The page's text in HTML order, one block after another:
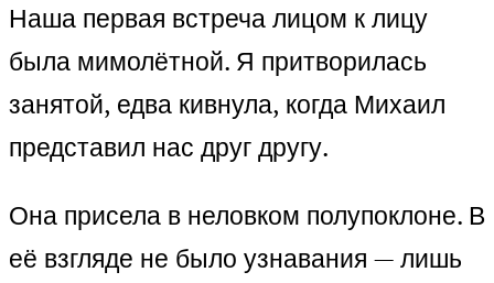
Наша первая встреча лицом к лицу
была мимолётной. Я притворилась
занятой, едва кивнула, когда Михаил
представил нас друг другу.
Она присела в неловком полупоклоне. В
её взгляде не было узнавания — лишь